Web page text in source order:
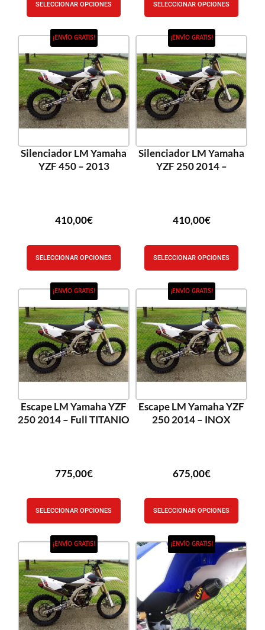
SELECCIONAR OPCIONES SELECCIONAR OPCIONES
¡ENVÍO GRATIS!
Silenciador LM Yamaha
YZF 450 – 2013
410,00€
SELECCIONAR OPCIONES
¡ENVÍO GRATIS!
Silenciador LM Yamaha
YZF 250 2014 –
410,00€
SELECCIONAR OPCIONES
¡ENVÍO GRATIS!
Escape LM Yamaha YZF
250 2014 – Full TITANIO
775,00€
SELECCIONAR OPCIONES
¡ENVÍO GRATIS!
Escape LM Yamaha YZF
250 2014 – INOX
675,00€
SELECCIONAR OPCIONES
¡ENVÍO GRATIS! ¡ENVÍO GRATIS!